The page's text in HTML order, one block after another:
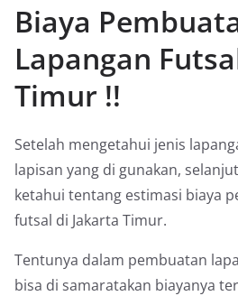
Biaya
Lapangan
Timur !!
Setelah mengetahui jenis
lapisan yang di gunakan,
ketahui tentang estimasi biaya
futsal di Jakarta Timur.
Tentunya dalam pembuatan
bisa di samaratakan biayanya